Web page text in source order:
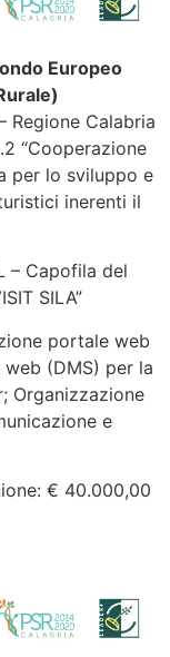
Europeo
Regione Calabria
“Cooperazione
per lo sviluppo e
inerenti il
– Capofila del
SILA”
portale web
(DMS) per la
Organizzazione
e
€ 40.000,00